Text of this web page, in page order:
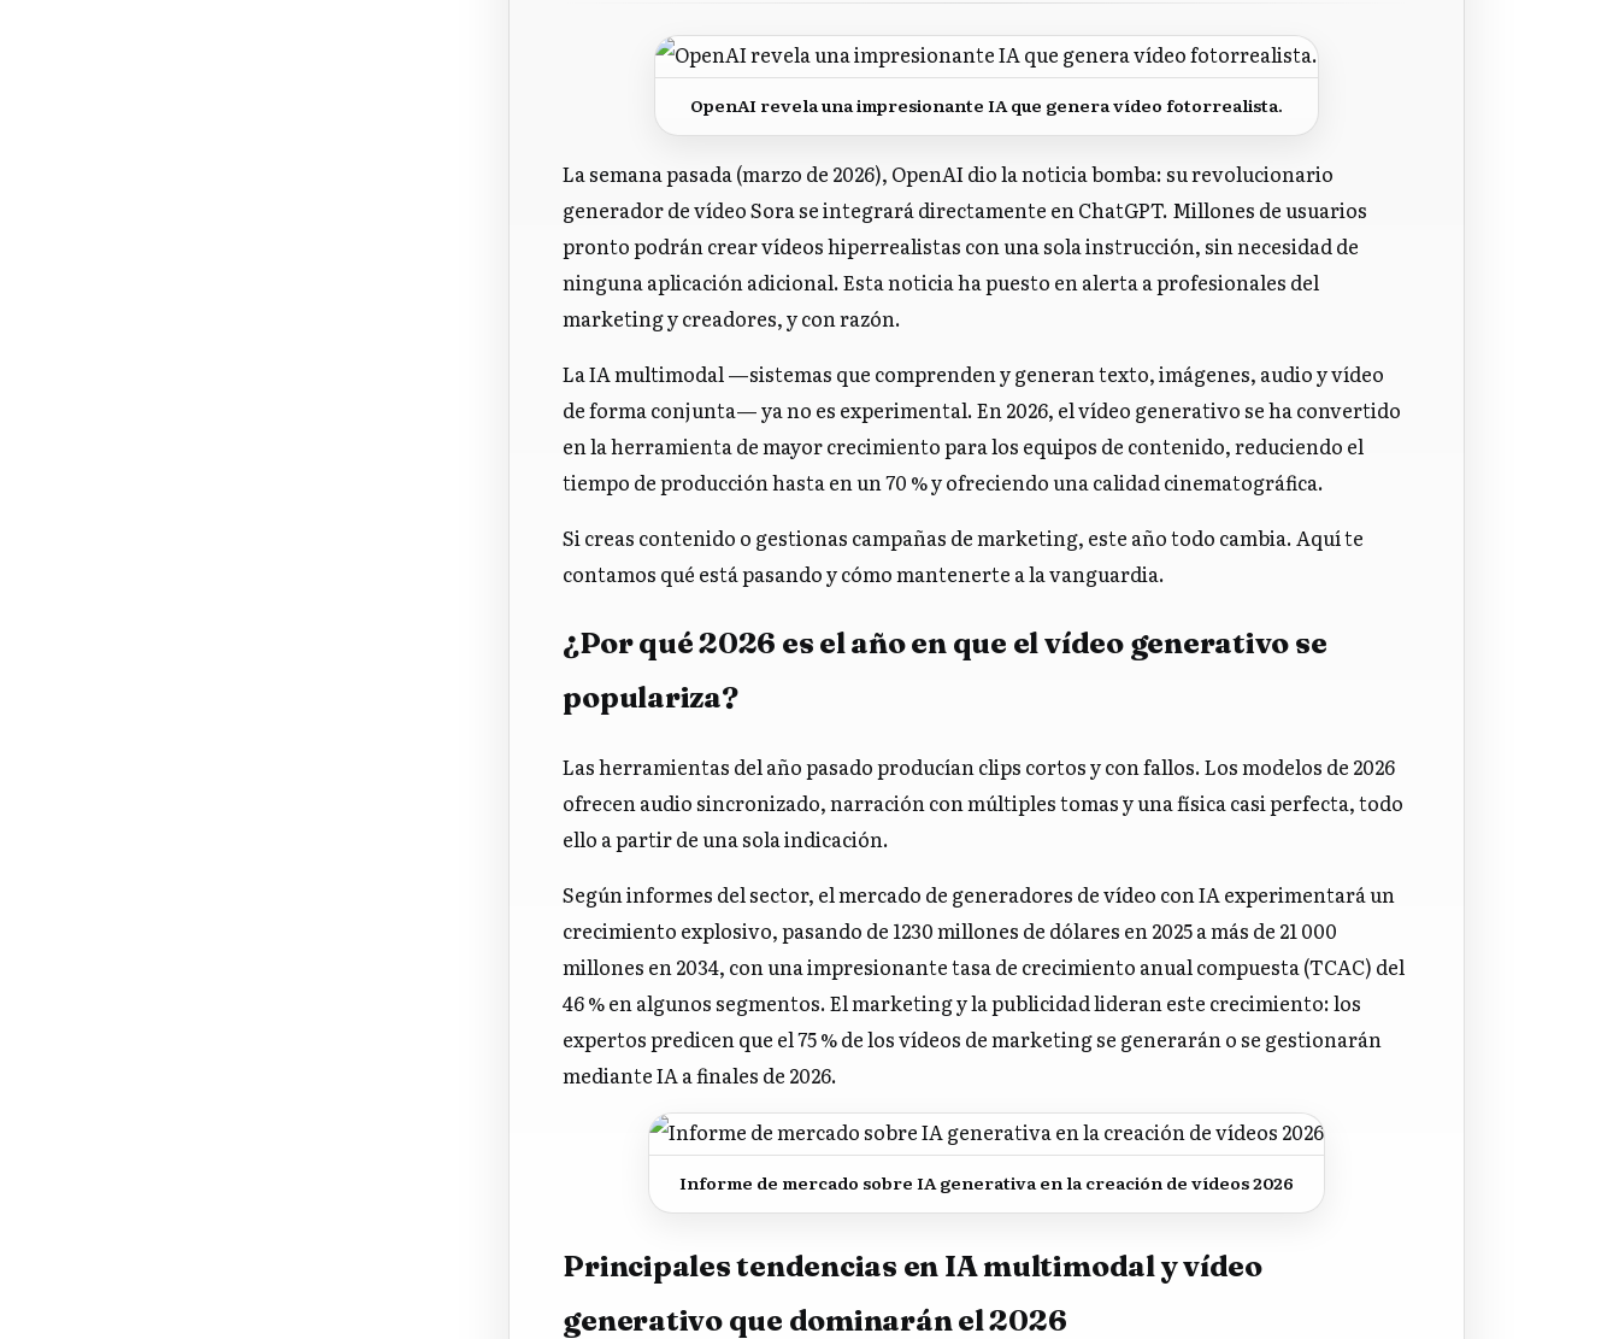
OpenAI revela una impresionante IA que genera vídeo fotorrealista.
La semana pasada (marzo de 2026), OpenAI dio la noticia bomba: su revolucionario
generador de vídeo Sora se integrará directamente en ChatGPT. Millones de usuarios
pronto podrán crear vídeos hiperrealistas con una sola instrucción, sin necesidad de
ninguna aplicación adicional. Esta noticia ha puesto en alerta a profesionales del
marketing y creadores, y con razón.
La IA multimodal —sistemas que comprenden y generan texto, imágenes, audio y vídeo
de forma conjunta— ya no es experimental. En 2026, el vídeo generativo se ha convertido
en la herramienta de mayor crecimiento para los equipos de contenido, reduciendo el
tiempo de producción hasta en un 70 % y ofreciendo una calidad cinematográfica.
Si creas contenido o gestionas campañas de marketing, este año todo cambia. Aquí te
contamos qué está pasando y cómo mantenerte a la vanguardia.
¿Por qué 2026 es el año en que el vídeo generativo se
populariza?
Las herramientas del año pasado producían clips cortos y con fallos. Los modelos de 2026
ofrecen audio sincronizado, narración con múltiples tomas y una física casi perfecta, todo
ello a partir de una sola indicación.
Según informes del sector, el mercado de generadores de vídeo con IA experimentará un
crecimiento explosivo, pasando de 1230 millones de dólares en 2025 a más de 21 000
millones en 2034, con una impresionante tasa de crecimiento anual compuesta (TCAC) del
46 % en algunos segmentos. El marketing y la publicidad lideran este crecimiento: los
expertos predicen que el 75 % de los vídeos de marketing se generarán o se gestionarán
mediante IA a finales de 2026.
Informe de mercado sobre IA generativa en la creación de vídeos 2026
Principales tendencias en IA multimodal y vídeo
generativo que dominarán el 2026